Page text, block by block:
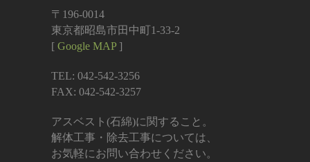
〒196-0014
東京都昭島市田中町1-33-2
[ Google MAP]
TEL: 042-542-3256
FAX: 042-542-3257
アスベスト(石綿)に関すること。
解体工事・除去工事については、
お気軽にお問い合わせください。